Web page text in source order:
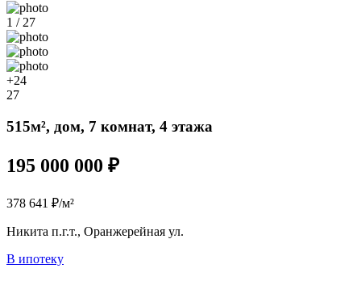
1 / 27
+24
27
515м², дом, 7 комнат, 4 этажа
195 000 000 ₽
378 641 ₽/м²
Никита п.г.т., Оранжерейная ул.
В ипотеку